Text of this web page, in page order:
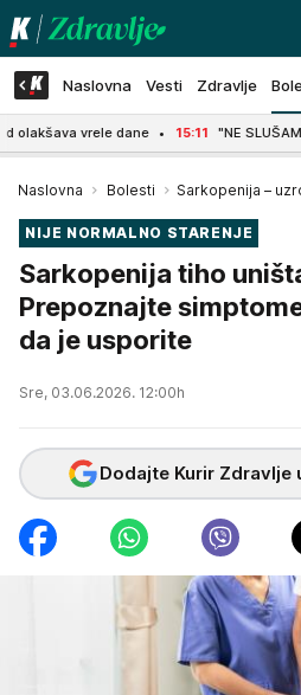
Naslovna Vesti Zdravlje
dane 15:11 "NE SLUŠAM TU
Naslovna Bolesti Sarkopenija –
NIJE NORMALNO STARENJE
Sarkopenija tiho
Prepoznajte
da je usporite
Sre, 03.06.2026. 12:00h
Dodajte Kurir Zdravlje